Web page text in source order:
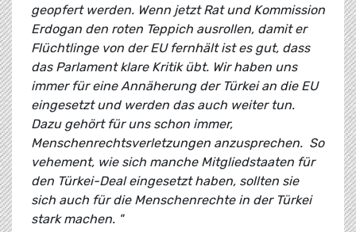
geopfert werden. Wenn jetzt Rat und Kommission
Erdogan den roten Teppich ausrollen, damit er
Flüchtlinge von der EU fernhält ist es gut, dass
das Parlament klare Kritik übt. Wir haben uns
immer für eine Annäherung der Türkei an die EU
eingesetzt und werden das auch weiter tun.
Dazu gehört für uns schon immer,
Menschenrechtsverletzungen anzusprechen. So
vehement, wie sich manche Mitgliedstaaten für
den Türkei-Deal eingesetzt haben, sollten sie
sich auch für die Menschenrechte in der Türkei
stark machen. "